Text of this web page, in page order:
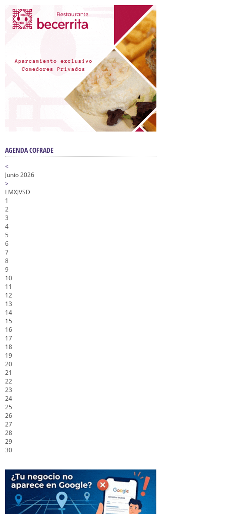
AGENDA COFRADE
<
Junio 2026
>
LMXJVSD
1
2
3
4
5
6
7
8
9
10
11
12
13
14
15
16
17
18
19
20
21
22
23
24
25
26
27
28
29
30